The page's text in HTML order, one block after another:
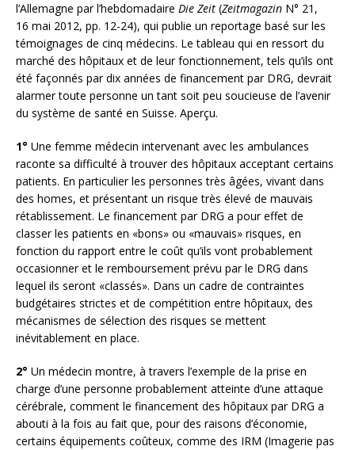
l’Allemagne par l’hebdomadaire Die Zeit (Zeitmagazin N° 21,
16 mai 2012, pp. 12-24), qui publie un reportage basé sur les
témoignages de cinq médecins. Le tableau qui en ressort du
marché des hôpitaux et de leur fonctionnement, tels qu’ils ont
été façonnés par dix années de financement par DRG, devrait
alarmer toute personne un tant soit peu soucieuse de l’avenir
du système de santé en Suisse. Aperçu.
1° Une femme médecin intervenant avec les ambulances
raconte sa difficulté à trouver des hôpitaux acceptant certains
patients. En particulier les personnes très âgées, vivant dans
des homes, et présentant un risque très élevé de mauvais
rétablissement. Le financement par DRG a pour effet de
classer les patients en «bons» ou «mauvais» risques, en
fonction du rapport entre le coût qu’ils vont probablement
occasionner et le remboursement prévu par le DRG dans
lequel ils seront «classés». Dans un cadre de contraintes
budgétaires strictes et de compétition entre hôpitaux, des
mécanismes de sélection des risques se mettent
inévitablement en place.
2° Un médecin montre, à travers l’exemple de la prise en
charge d’une personne probablement atteinte d’une attaque
cérébrale, comment le financement des hôpitaux par DRG a
abouti à la fois au fait que, pour des raisons d’économie,
certains équipements coûteux, comme des IRM (Imagerie pas